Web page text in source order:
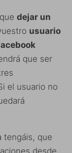
dejar un
usuario
que ser
el usuario no
tengáis, que
desde